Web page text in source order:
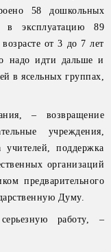
58 дошкольных
в эксплуатацию 89
от 3 до 7 лет
надо идти дальше и
в ясельных группах,
– возвращение
учреждения,
учителей, поддержка
организаций
предварительного
Думу.
работу, –